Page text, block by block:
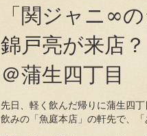
「関ジャニ∞
錦戸亮が来店
＠蒲生四丁目
先日、軽く飲んだ帰りに蒲生四
飲みの「魚庭本店」の軒先で、